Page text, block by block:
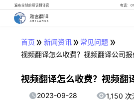
遍布全球的母语翻译官 电话：
首页 » 新闻资讯» 常见问题 »
视频翻译怎么收费？视频翻译公司报
视频翻译怎么收费？视频翻
2023-09-28 1,150 次